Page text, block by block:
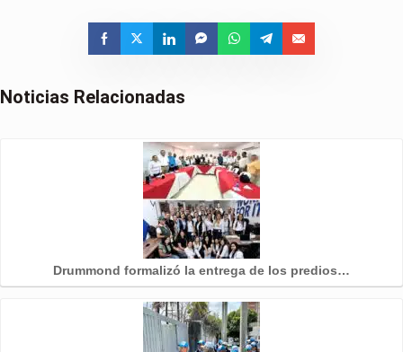
Noticias Relacionadas
Drummond formalizó la entrega de los predios…